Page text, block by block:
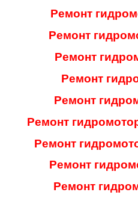
Ремонт
Ремонт
Ремонт
Ремонт
Ремонт
Ремонт
Ремонт
Ремонт
Ремонт